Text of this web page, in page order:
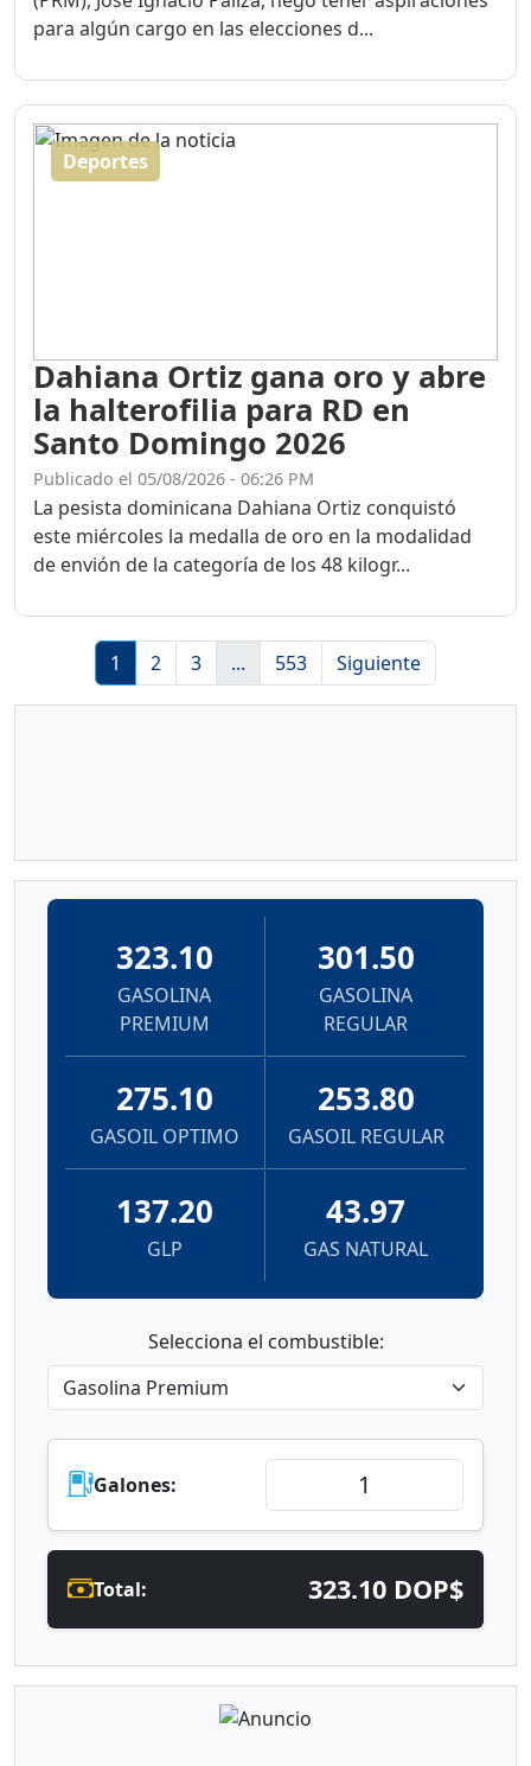
para algún cargo en las elecciones d...
Deportes
Dahiana Ortiz gana oro y abre
la halterofilia para RD en
Santo Domingo 2026
Publicado el 05/08/2026 - 06:26 PM
La pesista dominicana Dahiana Ortiz conquistó
este miércoles la medalla de oro en la modalidad
de envión de la categoría de los 48 kilogr...
1 2 3 ... 553 Siguiente
323.10
GASOLINA
PREMIUM
301.50
GASOLINA
REGULAR
275.10
GASOIL OPTIMO
253.80
GASOIL REGULAR
137.20
GLP
43.97
GAS NATURAL
Selecciona el combustible:
Galones:
Total: 323.10 DOP$